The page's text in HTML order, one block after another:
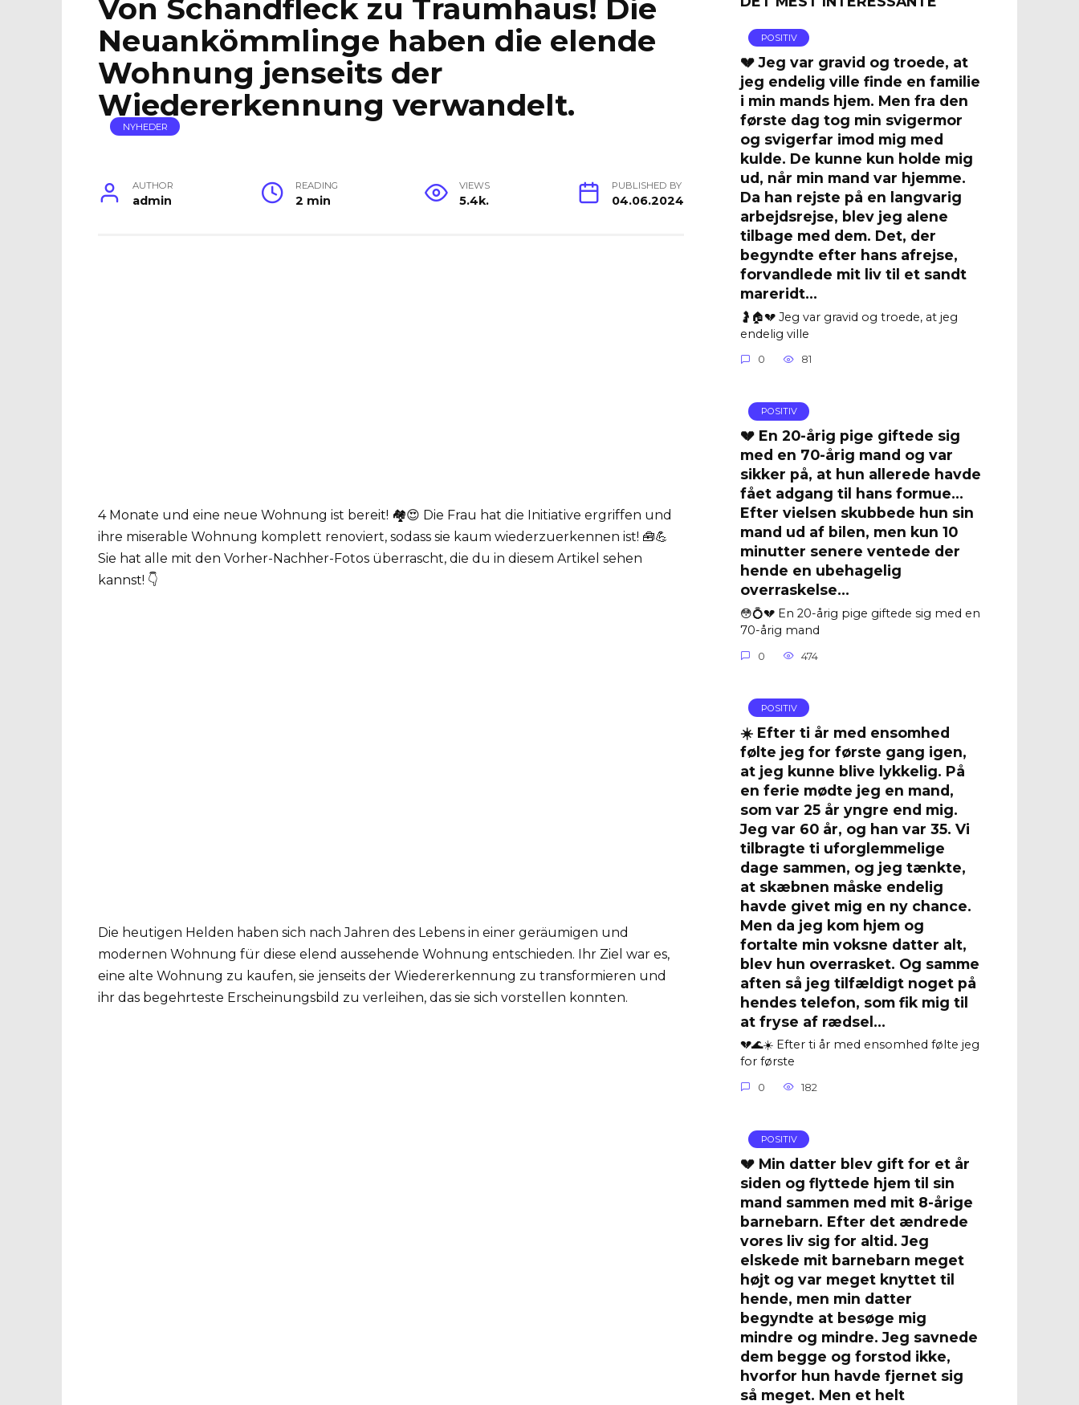
Von Schandfleck zu Traumhaus! Die
Neuankömmlinge haben die elende
Wohnung jenseits der
Wiedererkennung verwandelt.
NYHEDER
AUTHOR
admin
READING
2 min
VIEWS
5.4k.
PUBLISHED BY
04.06.2024
4 Monate und eine neue Wohnung ist bereit! 🏘️😍 Die Frau hat die Initiative ergriffen und
ihre miserable Wohnung komplett renoviert, sodass sie kaum wiederzuerkennen ist! 🧰💪
Sie hat alle mit den Vorher-Nachher-Fotos überrascht, die du in diesem Artikel sehen
kannst! 👇
Die heutigen Helden haben sich nach Jahren des Lebens in einer geräumigen und
modernen Wohnung für diese elend aussehende Wohnung entschieden. Ihr Ziel war es,
eine alte Wohnung zu kaufen, sie jenseits der Wiedererkennung zu transformieren und
ihr das begehrteste Erscheinungsbild zu verleihen, das sie sich vorstellen konnten.
POSITIV
💔 Jeg var gravid og troede, at
jeg endelig ville finde en familie
i min mands hjem. Men fra den
første dag tog min svigermor
og svigerfar imod mig med
kulde. De kunne kun holde mig
ud, når min mand var hjemme.
Da han rejste på en langvarig
arbejdsrejse, blev jeg alene
tilbage med dem. Det, der
begyndte efter hans afrejse,
forvandlede mit liv til et sandt
mareridt…
🤰🏠💔 Jeg var gravid og troede, at jeg
endelig ville
0 81
POSITIV
💔 En 20-årig pige giftede sig
med en 70-årig mand og var
sikker på, at hun allerede havde
fået adgang til hans formue…
Efter vielsen skubbede hun sin
mand ud af bilen, men kun 10
minutter senere ventede der
hende en ubehagelig
overraskelse…
😳💍💔 En 20-årig pige giftede sig med en
70-årig mand
0 474
POSITIV
☀️ Efter ti år med ensomhed
følte jeg for første gang igen,
at jeg kunne blive lykkelig. På
en ferie mødte jeg en mand,
som var 25 år yngre end mig.
Jeg var 60 år, og han var 35. Vi
tilbragte ti uforglemmelige
dage sammen, og jeg tænkte,
at skæbnen måske endelig
havde givet mig en ny chance.
Men da jeg kom hjem og
fortalte min voksne datter alt,
blev hun overrasket. Og samme
aften så jeg tilfældigt noget på
hendes telefon, som fik mig til
at fryse af rædsel…
💔🌊☀️ Efter ti år med ensomhed følte jeg
for første
0 182
POSITIV
💔 Min datter blev gift for et år
siden og flyttede hjem til sin
mand sammen med mit 8-årige
barnebarn. Efter det ændrede
vores liv sig for altid. Jeg
elskede mit barnebarn meget
højt og var meget knyttet til
hende, men min datter
begyndte at besøge mig
mindre og mindre. Jeg savnede
dem begge og forstod ikke,
hvorfor hun havde fjernet sig
så meget. Men et helt